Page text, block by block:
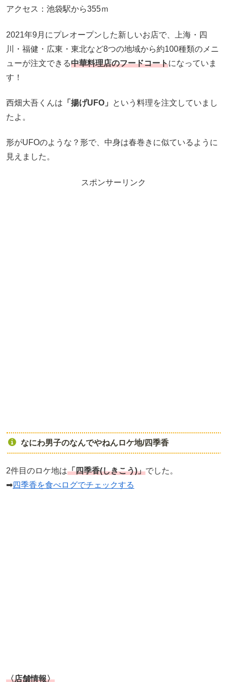
アクセス：池袋駅から355ｍ
2021年9月にプレオープンした新しいお店で、上海・四
川・福健・広東・東北など8つの地域から約100種類のメニ
ューが注文できる中華料理店のフードコートになっていま
す！
西畑大吾くんは 「揚げUFO」
という料理を注文していまし
たよ。
形がUFOのような？形で、中身は春巻きに似ているように
見えました。
スポンサーリンク
なにわ男子のなんでやねんロケ地/四季香
2件目のロケ地は「四季香(しきこう)」でした。
➡四季香を食べログでチェックする
〈店舗情報〉